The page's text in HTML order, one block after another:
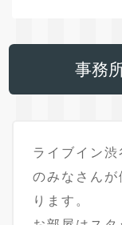
事務
ライブイン
のみなさん
ります。